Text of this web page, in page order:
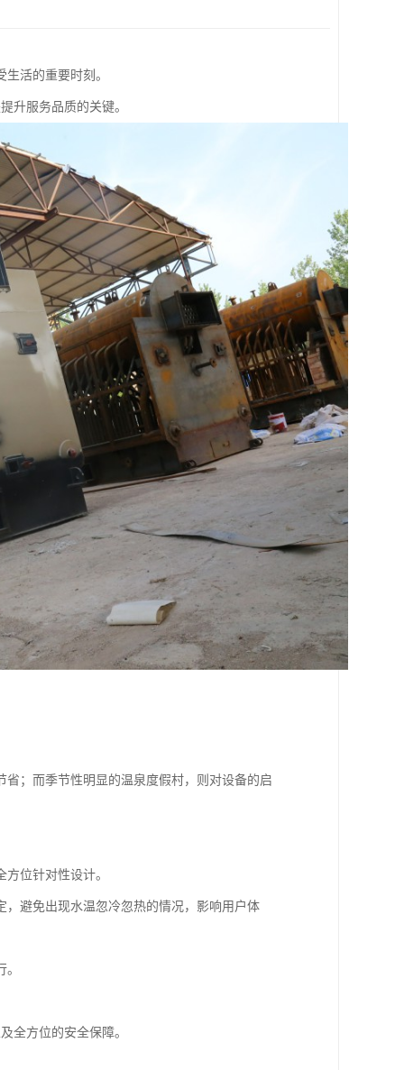
活的重要时刻。
升服务品质的关键。
；而季节性明显的温泉度假村，则对设备的启
位针对性设计。
避免出现水温忽冷忽热的情况，影响用户体
全方位的安全保障。